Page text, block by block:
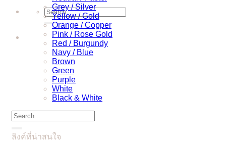
Search
for:
Grey / Silver
Yellow / Gold
Orange / Copper
Pink / Rose Gold
Red / Burgundy
Navy / Blue
Brown
Green
Purple
White
Black & White
Search
for:
ลิงค์ที่น่าสนใจ